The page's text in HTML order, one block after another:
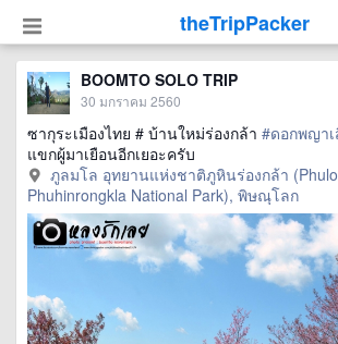
theTripPacker
BOOMTO SOLO TRIP
30 มกราคม 2560
ซากุระเมืองไทย # บ้านใหม่ร่องกล้า #ดอกพญาเ
แขกผู้มาเยือนอีกเยอะครับ
ภูลมโล อุทยานแห่งชาติภูหินร่องกล้า
Phuhinrongkla National Park), พิษณุโลก